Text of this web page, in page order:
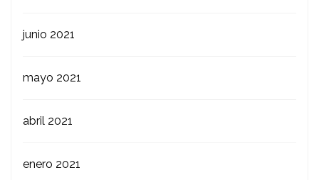
junio 2021
mayo 2021
abril 2021
enero 2021